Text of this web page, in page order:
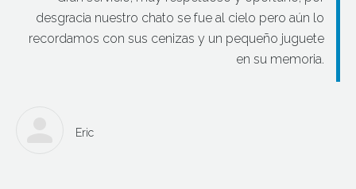
desgracia nuestro chato se fue al cielo pero aún lo
recordamos con sus cenizas y un pequeño juguete
en su memoria.
Eric